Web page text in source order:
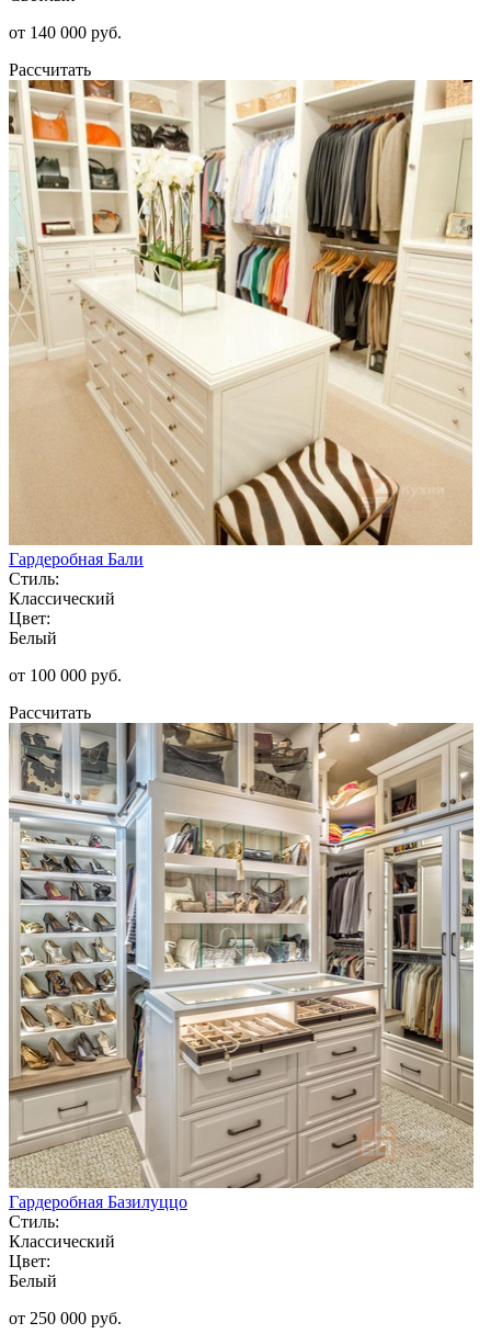
от 140 000 руб.
Рассчитать
Гардеробная Бали
Стиль:
Классический
Цвет:
Белый
от 100 000 руб.
Рассчитать
Гардеробная Базилуццо
Стиль:
Классический
Цвет:
Белый
от 250 000 руб.